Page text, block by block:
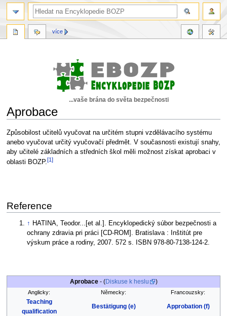
...vaše brána do světa bezpečnosti
Aprobace
Skočit
na
navigaci
Skočit
na
vyhledávání
Způsobilost učitelů vyučovat na určitém stupni vzdělávacího systému
anebo vyučovat určitý vyučovačí předmět. V současnosti existují snahy,
aby učitelé základních a středních škol měli možnost získat aprobaci v
oblasti BOZP.[1]
Reference
↑ HATINA, Teodor...[et al.]. Encyklopedický súbor bezpečnosti a
ochrany zdravia pri práci [CD-ROM]. Bratislava : Inštitút pre
výskum práce a rodiny, 2007. 572 s. ISBN 978-80-7138-124-2.
Aprobace- (Diskuse k heslu )
Anglicky: Německy: Francouzsky:
Teaching
qualification
Bestätigung (e) Approbation (f)
více